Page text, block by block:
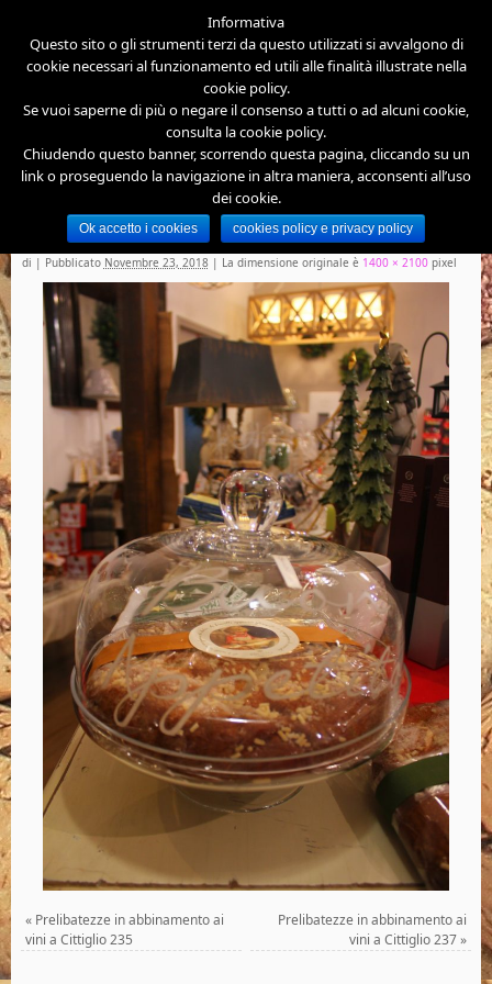
Prelibatezze in abbinamento ai vini a Cittiglio
di | Pubblicato Novembre 23, 2018 | La dimensione originale è 1400 × 2100pixel
« Prelibatezze in abbinamento ai
vini a Cittiglio 235
Prelibatezze in abbinamento ai
vini a Cittiglio 237»
Informativa
Questo sito o gli strumenti terzi da questo utilizzati si avvalgono di
cookie necessari al funzionamento ed utili alle finalità illustrate nella
cookie policy.
Se vuoi saperne di più o negare il consenso a tutti o ad alcuni cookie,
consulta la cookie policy.
Chiudendo questo banner, scorrendo questa pagina, cliccando su un
link o proseguendo la navigazione in altra maniera, acconsenti all’uso
dei cookie.
Ok accetto i cookies cookies policy e privacy policy